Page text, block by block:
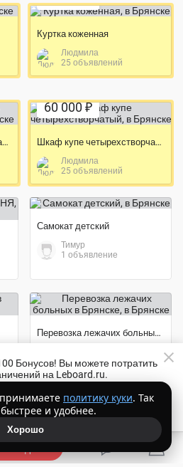
Бонусов! Вы можете потратить
на Leboard.ru.
бесплатно
Куртка коженная
Людмила
25 объявлений
Куртка Весна-Осень натуральная кожа
60 000 ₽
Шкаф купе четырехстворчатый
Людмила
25 объявлений
Самокат детский
Тимур
1 объявление
Перевозка лежачих больных в Брянске
1 объявление
Экономия 22%
3 100 ₽
Костюм двойка женский
2 объявления
политику куки. Так
и удобнее.
Хорошо